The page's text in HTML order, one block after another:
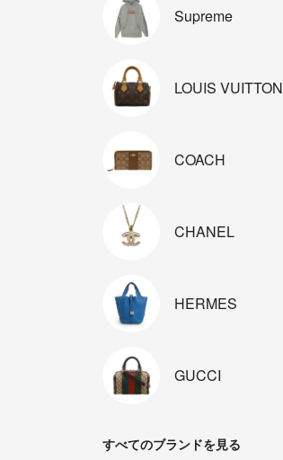
Supreme
LOUIS VUITTON
COACH
CHANEL
HERMES
GUCCI
すべてのブランドを見る